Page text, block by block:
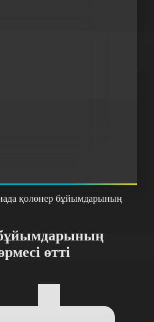
қолөнер бұйымдарының
өтті